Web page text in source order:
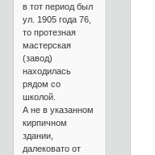
в тот период был
ул. 1905 года 76,
то протезная
мастерская
(завод)
находилась
рядом со
школой.
А не в указанном
кирпичном
здании,
далековато от